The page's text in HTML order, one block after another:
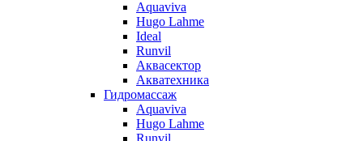
Aquaviva
Hugo Lahme
Ideal
Runvil
Аквасектор
Акватехника
Гидромассаж
Aquaviva
Hugo Lahme
Runvil